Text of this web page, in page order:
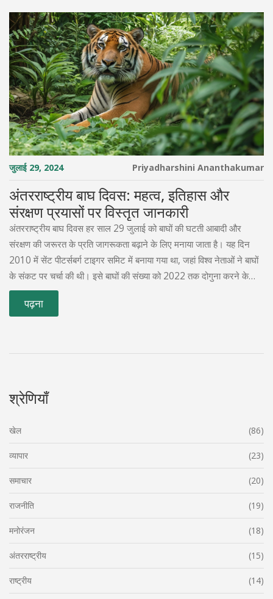
जुलाई 29, 2024 Priyadharshini Ananthakumar
अंतरराष्ट्रीय बाघ दिवस: महत्व, इतिहास और
संरक्षण प्रयासों पर विस्तृत जानकारी
अंतरराष्ट्रीय बाघ दिवस हर साल 29 जुलाई को बाघों की घटती आबादी और
संरक्षण की जरूरत के प्रति जागरूकता बढ़ाने के लिए मनाया जाता है। यह दिन
2010 में सेंट पीटर्सबर्ग टाइगर समिट में बनाया गया था, जहां विश्व नेताओं ने बाघों
के संकट पर चर्चा की थी। इसे बाघों की संख्या को 2022 तक दोगुना करने के
उद्देश्य से मनाया जाता है।
पढ़ना
श्रेणियाँ
खेल (86)
व्यापार (23)
समाचार (20)
राजनीति (19)
मनोरंजन (18)
अंतरराष्ट्रीय (15)
राष्ट्रीय (14)